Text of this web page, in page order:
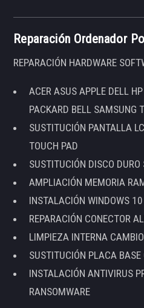
Reparación Ordenador
REPARACIÓN HARDWARE
ACER ASUS APPLE DELL
PACKARD BELL SAMSUNG
SUSTITUCIÓN PANTALLA
TOUCH PAD
SUSTITUCIÓN DISCO
AMPLIACIÓN MEMORIA
INSTALACIÓN WINDOWS
REPARACIÓN CONECTOR
LIMPIEZA INTERNA
SUSTITUCIÓN PLACA
INSTALACIÓN ANTIVIRUS
RANSOMWARE